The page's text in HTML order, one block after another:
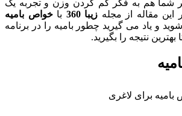
شما هم به فکر کم کردن وزن و تجربه یک
این مقاله از مجله زیبا 360 باخواص بامیه
و یاد می گیرید چطور بامیه را در برنامه
نتیجه را بگیرید.